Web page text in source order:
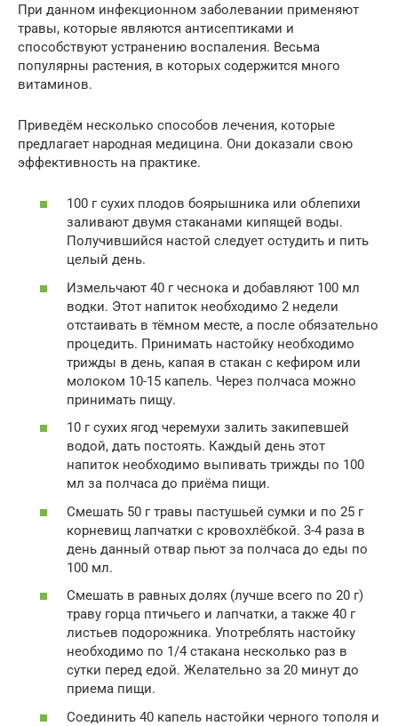
При данном инфекционном заболевании применяют
травы, которые являются антисептиками и
способствуют устранению воспаления. Весьма
популярны растения, в которых содержится много
витаминов.
Приведём несколько способов лечения, которые
предлагает народная медицина. Они доказали свою
эффективность на практике.
100 г сухих плодов боярышника или облепихи
заливают двумя стаканами кипящей воды.
Получившийся настой следует остудить и пить
целый день.
Измельчают 40 г чеснока и добавляют 100 мл
водки. Этот напиток необходимо 2 недели
отстаивать в тёмном месте, а после обязательно
процедить. Принимать настойку необходимо
трижды в день, капая в стакан с кефиром или
молоком 10-15 капель. Через полчаса можно
принимать пищу.
10 г сухих ягод черемухи залить закипевшей
водой, дать постоять. Каждый день этот
напиток необходимо выпивать трижды по 100
мл за полчаса до приёма пищи.
Смешать 50 г травы пастушьей сумки и по 25 г
корневищ лапчатки с кровохлёбкой. 3-4 раза в
день данный отвар пьют за полчаса до еды по
100 мл.
Смешать в равных долях (лучше всего по 20 г)
траву горца птичьего и лапчатки, а также 40 г
листьев подорожника. Употреблять настойку
необходимо по 1/4 стакана несколько раз в
сутки перед едой. Желательно за 20 минут до
приема пищи.
Соединить 40 капель настойки черного тополя и